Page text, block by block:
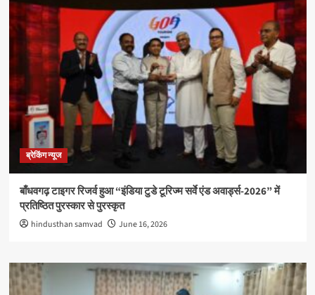
ब्रेकिंग न्यूज
बाँधवगढ़ टाइगर रिजर्व हुआ “इंडिया टुडे टूरिज्म सर्वे एंड अवार्ड्स-2026” में
प्रतिष्ठित पुरस्कार से पुरस्कृत
hindusthan samvad June 16, 2026